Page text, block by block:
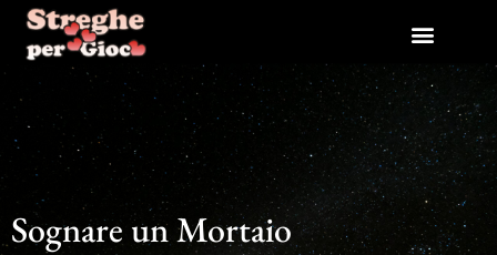
contenuto
Sognare un Mortaio